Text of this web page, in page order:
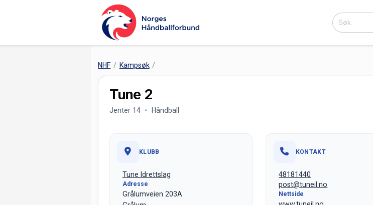
NHF Kampsøk
Tune 2
Jenter 14 Håndball
KLUBB
Tune Idrettslag
Adresse
Grålumveien 203A
KONTAKT
48181440
post@tuneil.no
Nettside